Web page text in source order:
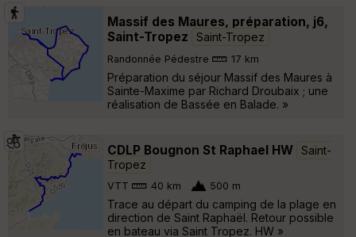
Massif des Maures, préparation, j6,
Saint-Tropez
Saint-Tropez
Randonnée Pédestre 17 km
Préparation du séjour Massif des Maures à
Sainte-Maxime par Richard Droubaix ; une
réalisation de Bassée en Balade. »
CDLP Bougnon St Raphael HW Saint-
Tropez
VTT 40 km 500 m
Trace au départ du camping de la plage en
direction de Saint Raphaël. Retour possible
en bateau via Saint Tropez. HW »